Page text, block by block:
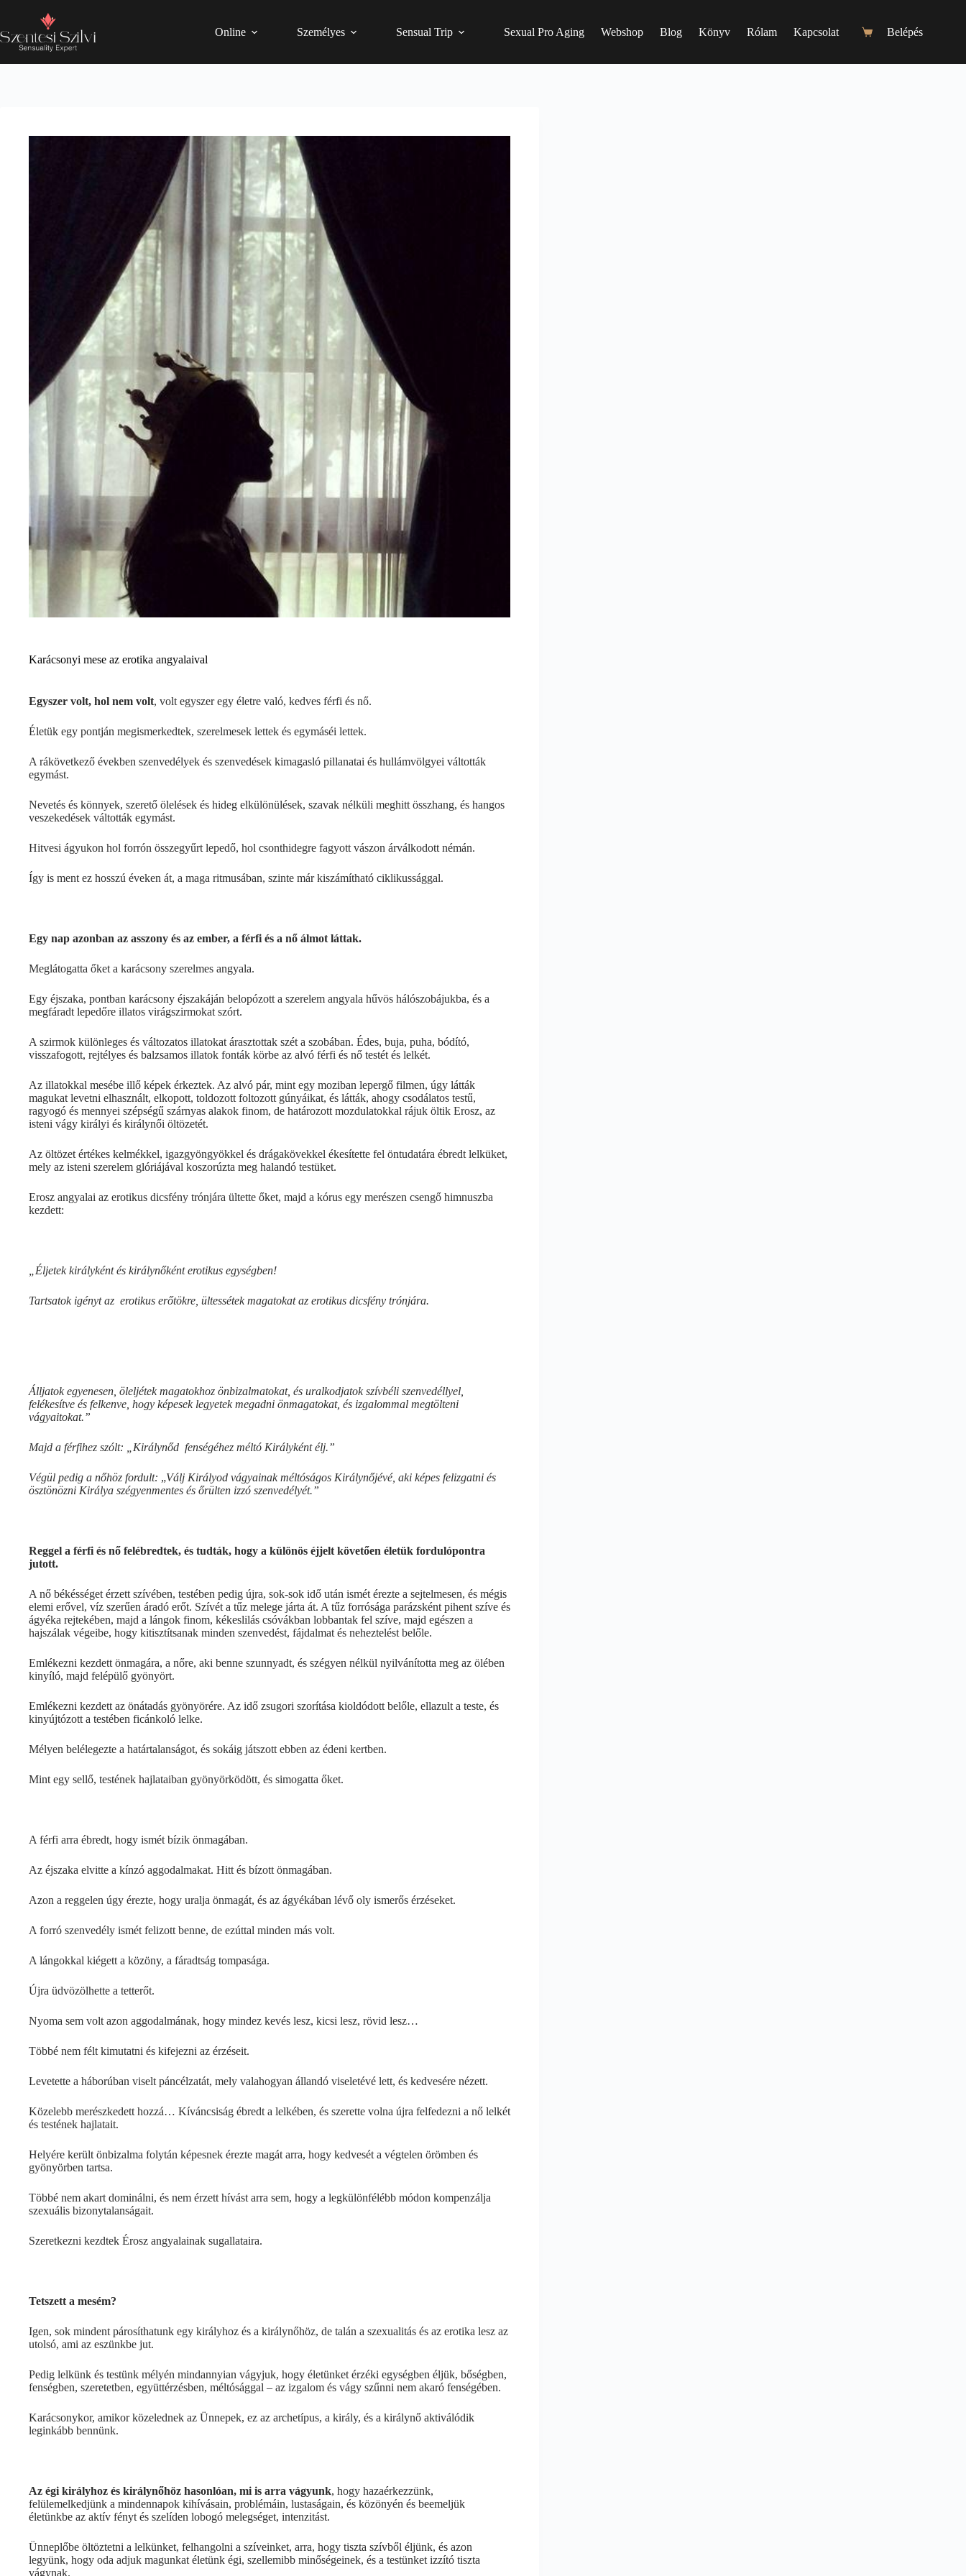
Online Személyes Sensual Trip Sexual Pro Aging Webshop Blog Könyv Rólam Kapcsolat Belépés
Karácsonyi mese az erotika angyalaival
Egyszer volt, hol nem volt, volt egyszer egy életre való, kedves férfi és nő.
Életük egy pontján megismerkedtek, szerelmesek lettek és egymáséi lettek.
A rákövetkező években szenvedélyek és szenvedések kimagasló pillanatai és hullámvölgyei váltották
egymást.
Nevetés és könnyek, szerető ölelések és hideg elkülönülések, szavak nélküli meghitt összhang, és hangos
veszekedések váltották egymást.
Hitvesi ágyukon hol forrón összegyűrt lepedő, hol csonthidegre fagyott vászon árválkodott némán.
Így is ment ez hosszú éveken át, a maga ritmusában, szinte már kiszámítható ciklikussággal.
Egy nap azonban az asszony és az ember, a férfi és a nő álmot láttak.
Meglátogatta őket a karácsony szerelmes angyala.
Egy éjszaka, pontban karácsony éjszakáján belopózott a szerelem angyala hűvös hálószobájukba, és a
megfáradt lepedőre illatos virágszirmokat szórt.
A szirmok különleges és változatos illatokat árasztottak szét a szobában. Édes, buja, puha, bódító,
visszafogott, rejtélyes és balzsamos illatok fonták körbe az alvó férfi és nő testét és lelkét.
Az illatokkal mesébe illő képek érkeztek. Az alvó pár, mint egy moziban lepergő filmen, úgy látták
magukat levetni elhasznált, elkopott, toldozott foltozott gúnyáikat, és látták, ahogy csodálatos testű,
ragyogó és mennyei szépségű szárnyas alakok finom, de határozott mozdulatokkal rájuk öltik Erosz, az
isteni vágy királyi és királynői öltözetét.
Az öltözet értékes kelmékkel, igazgyöngyökkel és drágakövekkel ékesítette fel öntudatára ébredt lelküket,
mely az isteni szerelem glóriájával koszorúzta meg halandó testüket.
Erosz angyalai az erotikus dicsfény trónjára ültette őket, majd a kórus egy merészen csengő himnuszba
kezdett:
„Éljetek királyként és királynőként erotikus egységben!
Tartsatok igényt az erotikus erőtökre, ültessétek magatokat az erotikus dicsfény trónjára.
Álljatok egyenesen, öleljétek magatokhoz önbizalmatokat, és uralkodjatok szívbéli szenvedéllyel,
felékesítve és felkenve, hogy képesek legyetek megadni önmagatokat, és izgalommal megtölteni
vágyaitokat.”
Majd a férfihez szólt: „Királynőd fenségéhez méltó Királyként élj.”
Végül pedig a nőhöz fordult: „Válj Királyod vágyainak méltóságos Királynőjévé, aki képes felizgatni és
ösztönözni Királya szégyenmentes és őrülten izzó szenvedélyét.”
Reggel a férfi és nő felébredtek, és tudták, hogy a különös éjjelt követően életük fordulópontra
jutott.
A nő békésséget érzett szívében, testében pedig újra, sok-sok idő után ismét érezte a sejtelmesen, és mégis
elemi erővel, víz szerűen áradó erőt. Szívét a tűz melege járta át. A tűz forrósága parázsként pihent szíve és
ágyéka rejtekében, majd a lángok finom, kékeslilás csóvákban lobbantak fel szíve, majd egészen a
hajszálak végeibe, hogy kitisztítsanak minden szenvedést, fájdalmat és neheztelést belőle.
Emlékezni kezdett önmagára, a nőre, aki benne szunnyadt, és szégyen nélkül nyilvánította meg az ölében
kinyíló, majd felépülő gyönyört.
Emlékezni kezdett az önátadás gyönyörére. Az idő zsugori szorítása kioldódott belőle, ellazult a teste, és
kinyújtózott a testében ficánkoló lelke.
Mélyen belélegezte a határtalanságot, és sokáig játszott ebben az édeni kertben.
Mint egy sellő, testének hajlataiban gyönyörködött, és simogatta őket.
A férfi arra ébredt, hogy ismét bízik önmagában.
Az éjszaka elvitte a kínzó aggodalmakat. Hitt és bízott önmagában.
Azon a reggelen úgy érezte, hogy uralja önmagát, és az ágyékában lévő oly ismerős érzéseket.
A forró szenvedély ismét felizott benne, de ezúttal minden más volt.
A lángokkal kiégett a közöny, a fáradtság tompasága.
Újra üdvözölhette a tetterőt.
Nyoma sem volt azon aggodalmának, hogy mindez kevés lesz, kicsi lesz, rövid lesz…
Többé nem félt kimutatni és kifejezni az érzéseit.
Levetette a háborúban viselt páncélzatát, mely valahogyan állandó viseletévé lett, és kedvesére nézett.
Közelebb merészkedett hozzá… Kíváncsiság ébredt a lelkében, és szerette volna újra felfedezni a nő lelkét
és testének hajlatait.
Helyére került önbizalma folytán képesnek érezte magát arra, hogy kedvesét a végtelen örömben és
gyönyörben tartsa.
Többé nem akart dominálni, és nem érzett hívást arra sem, hogy a legkülönfélébb módon kompenzálja
szexuális bizonytalanságait.
Szeretkezni kezdtek Érosz angyalainak sugallataira.
Tetszett a mesém?
Igen, sok mindent párosíthatunk egy királyhoz és a királynőhöz, de talán a szexualitás és az erotika lesz az
utolsó, ami az eszünkbe jut.
Pedig lelkünk és testünk mélyén mindannyian vágyjuk, hogy életünket érzéki egységben éljük, bőségben,
fenségben, szeretetben, együttérzésben, méltósággal – az izgalom és vágy szűnni nem akaró fenségében.
Karácsonykor, amikor közelednek az Ünnepek, ez az archetípus, a király, és a királynő aktiválódik
leginkább bennünk.
Az égi királyhoz és királynőhöz hasonlóan, mi is arra vágyunk, hogy hazaérkezzünk,
felülemelkedjünk a mindennapok kihívásain, problémáin, lustaságain, és közönyén és beemeljük
életünkbe az aktív fényt és szelíden lobogó melegséget, intenzitást.
Ünneplőbe öltöztetni a lelkünket, felhangolni a szíveinket, arra, hogy tiszta szívből éljünk, és azon
legyünk, hogy oda adjuk magunkat életünk égi, szellemibb minőségeinek, és a testünket izzító tiszta
vágynak.